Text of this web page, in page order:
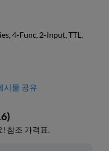
4-Func, 2-Input, TTL,
시물 공유
)
참조 가격표.